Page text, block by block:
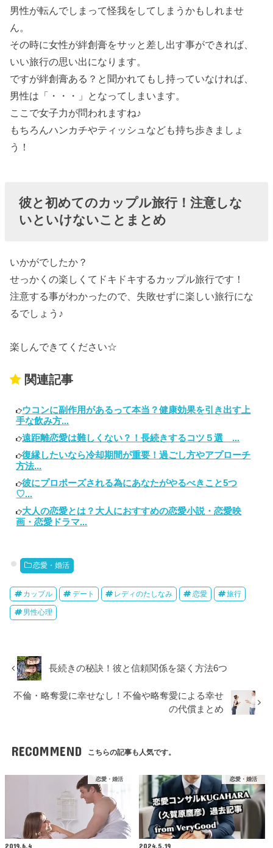
男性が転んでしまって怪我をしてしまうかもしれませ
ん。
その時に女性が絆創膏をサッと差し出す事ができれば、
いい旅行の思い出になります。
ですが絆創膏ある？と聞かれてもし持っていなければ、
男性は「・・・」となってしまいます。
ここで女子力が問われますね♪
もちろんハンカチやティッシュなども持ち歩きましょ
う！
彼と初めてのカップル旅行！注意しな
いといけないことまとめ
いかがでしたか？
せっかくの楽しくてドキドキするカップル旅行です！
注意する事がわかったので、失敗せずに楽しい旅行にな
るでしょう♪
楽しんできてください☆
関連記事
ウコンに副作用があるって本当？健康効果を引き出す上
手な飲み方...
遠距離恋愛は難しくない？！長続きするコツ５選 ...
復縁したいなら冷却期間が重要！過ごし方やアプローチ
方法...
彼にプロポーズされる為にあなたがやるべきこと5つ
♡...
大人の恋愛とは？大人におすすめの恋愛小説・恋愛映
画・恋愛ドラマ...
恋愛・婚活
カップル デート レディのたしなみ 恋愛 旅行
男性心理
長続きの秘訣！彼と信頼関係を築く方法6つ
不倫・略奪愛に幸せなし！不倫や略奪愛による幸せ
の代償まとめ
RECOMMEND こちらの記事も人気です。
恋愛・婚活
2019.6.4
恋愛・婚活
2024.5.19